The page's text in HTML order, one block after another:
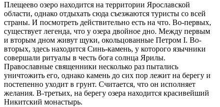
Плещеево озеро находится на территории Ярославской
области, однако отдыхать сюда съезжаются туристы со всей
страны. И посмотреть действительно есть на что. Во-первых,
существует легенда, что у озера двойное дно. Между первым
и вторым дном живут щуки, окольцованные Петром I. Во-
вторых, здесь находится Синь-камень, у которого язычники
совершали ритуалы в честь бога солнца Ярилы.
Православные священники несколько раз пытались
уничтожить его, однако камень до сих пор лежит на берегу и
постепенно уходит в грунт. Считается, что он исполняет
желания. В-третьих, на берегу озера находится красивейший
Никитский монастырь.